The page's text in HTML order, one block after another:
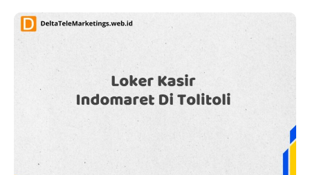
e
o
o
a
t
s
A
p
g
a
m
k
e